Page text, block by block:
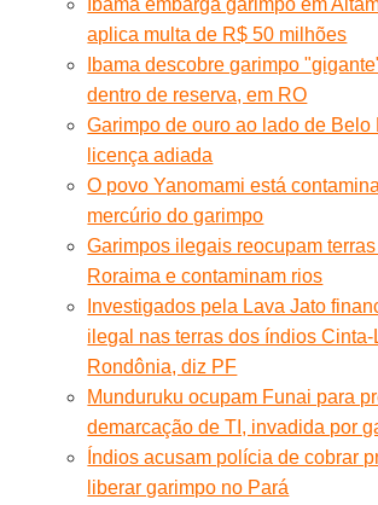
aplica multa de R$ 50 milhões
Ibama descobre garimpo
dentro de reserva, em RO
Garimpo de ouro ao lado de Belo
licença adiada
O povo Yanomami está
mercúrio do garimpo
Garimpos ilegais reocupam
Roraima e contaminam rios
Investigados pela Lava Jato
ilegal nas terras dos índios Cinta-
Rondônia, diz PF
Munduruku ocupam Funai para
demarcação de TI, invadida por
Índios acusam polícia de cobrar
liberar garimpo no Pará